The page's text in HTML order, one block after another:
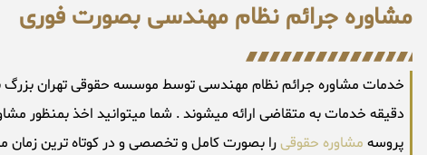
مشاوره جرائم نظام مهندسی بصورت فوری
دقیقه خدمات به متقاضی ارائه میشوند . شما میتوانید اخذ بمنظور
پروسه مشاوره حقوقیرا بصورت کامل و تخصصی و در کوتاه ترین زمان